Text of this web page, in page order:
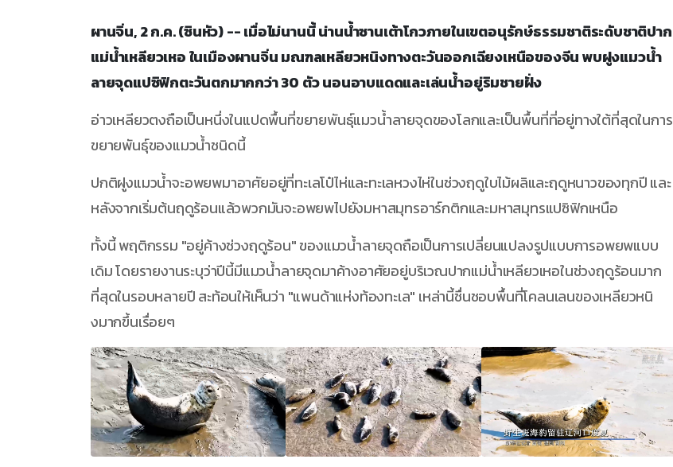
ผานจิ่น, 2 ก.ค. (ซินหัว) -- เมื่อไม่นานนี้ น่านน้ำซานเต้าโกวภายในเขตอนุรักษ์ธรรมชาติระดับชาติปาก
แม่น้ำเหลียวเหอ ในเมืองผานจิ่น มณฑลเหลียวหนิงทางตะวันออกเฉียงเหนือของจีน พบฝูงแมวน้ำ
ลายจุดแปซิฟิกตะวันตกมากกว่า 30 ตัว นอนอาบแดดและเล่นน้ำอยู่ริมชายฝั่ง
อ่าวเหลียวตงถือเป็นหนึ่งในแปดพื้นที่ขยายพันธุ์แมวน้ำลายจุดของโลกและเป็นพื้นที่ที่อยู่ทางใต้ที่สุดในการ
ขยายพันธุ์ของแมวน้ำชนิดนี้
ปกติฝูงแมวน้ำจะอพยพมาอาศัยอยู่ที่ทะเลโป๋ไห่และทะเลหวงไห่ในช่วงฤดูใบไม้ผลิและฤดูหนาวของทุกปี และ
หลังจากเริ่มต้นฤดูร้อนแล้วพวกมันจะอพยพไปยังมหาสมุทรอาร์กติกและมหาสมุทรแปซิฟิกเหนือ
ทั้งนี้ พฤติกรรม "อยู่ค้างช่วงฤดูร้อน" ของแมวน้ำลายจุดถือเป็นการเปลี่ยนแปลงรูปแบบการอพยพแบบ
เดิม โดยรายงานระบุว่าปีนี้มีแมวน้ำลายจุดมาค้างอาศัยอยู่บริเวณปากแม่น้ำเหลียวเหอในช่วงฤดูร้อนมาก
ที่สุดในรอบหลายปี สะท้อนให้เห็นว่า "แพนด้าแห่งท้องทะเล" เหล่านี้ชื่นชอบพื้นที่โคลนเลนของเหลียวหนิ
งมากขึ้นเรื่อยๆ